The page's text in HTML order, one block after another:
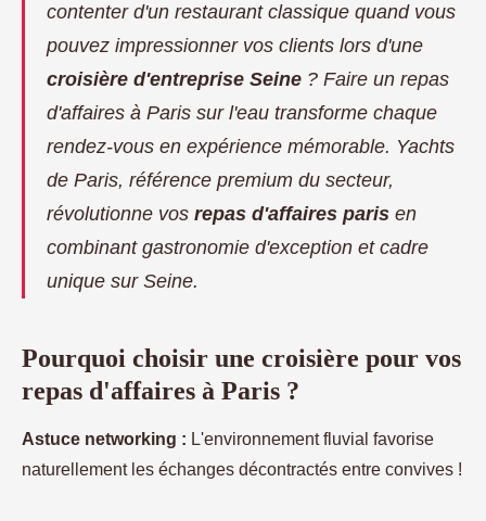
contenter d'un restaurant classique quand vous
pouvez impressionner vos clients lors d'une
croisière d'entreprise Seine ? Faire un repas
d'affaires à Paris sur l'eau transforme chaque
rendez-vous en expérience mémorable. Yachts
de Paris, référence premium du secteur,
révolutionne vos repas d'affaires paris en
combinant gastronomie d'exception et cadre
unique sur Seine.
Pourquoi choisir une croisière pour vos
repas d'affaires à Paris ?
Astuce networking : L'environnement fluvial favorise
naturellement les échanges décontractés entre convives !